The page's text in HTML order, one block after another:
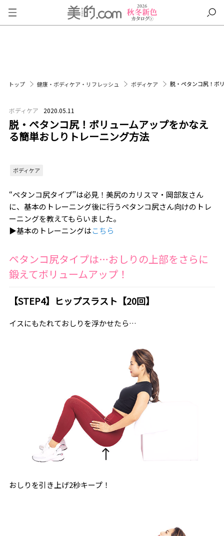
トップ 健康・ボディケア・リフレッシュ ボディケア 脱・ペタンコ尻！ボ
ボディケア 2020.05.11
脱・ペタンコ尻！ボリュームアップをかなえ
る簡単おしりトレーニング方法
ボディケア
“ペタンコ尻タイプ”は必見！美尻のカリスマ・岡部友さん
に、基本のトレーニング後に行うペタンコ尻さん向けのトレ
ーニングを教えてもらいました。
▶︎基本のトレーニングはこちら
ペタンコ尻タイプは…おしりの上部をさらに
鍛えてボリュームアップ！
【STEP4】ヒップスラスト【20回】
イスにもたれておしりを浮かせたら…
おしりを引き上げ2秒キープ！